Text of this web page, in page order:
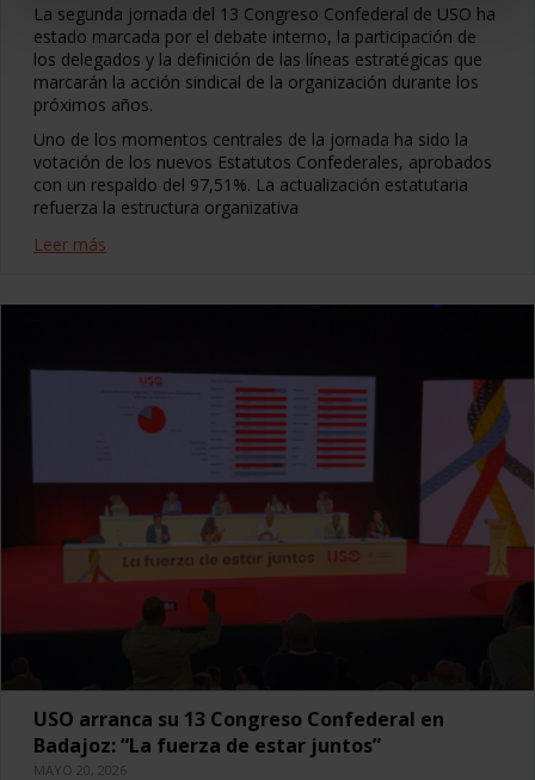
La segunda jornada del 13 Congreso Confederal de USO ha
estado marcada por el debate interno, la participación de
los delegados y la definición de las líneas estratégicas que
marcarán la acción sindical de la organización durante los
próximos años.
Uno de los momentos centrales de la jornada ha sido la
votación de los nuevos Estatutos Confederales, aprobados
con un respaldo del 97,51%. La actualización estatutaria
refuerza la estructura organizativa
Leer más
USO arranca su 13 Congreso Confederal en
Badajoz: “La fuerza de estar juntos”
MAYO 20, 2026